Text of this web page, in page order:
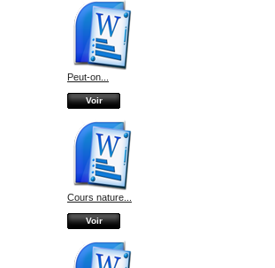
Peut-on...
Voir
Cours nature...
Voir